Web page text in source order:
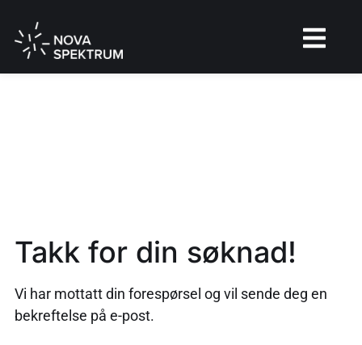
Takk for din søknad!
Vi har mottatt din forespørsel og vil sende deg en
bekreftelse på e-post.